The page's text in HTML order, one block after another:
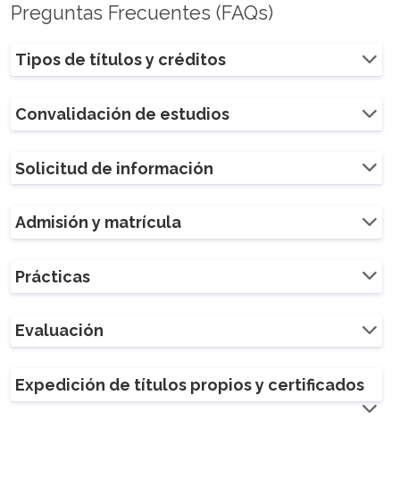
Preguntas Frecuentes (FAQs)
Tipos de títulos y créditos
Convalidación de estudios
Solicitud de información
Admisión y matrícula
Prácticas
Evaluación
Expedición de títulos propios y certificados